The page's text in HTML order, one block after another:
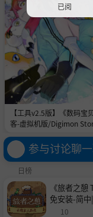
【工具v2.5版】《数码宝
客-虚拟机版/Digimon
官中免安装-简中
参与讨论聊
日榜
《旅者之
免安装-简
10
已阅